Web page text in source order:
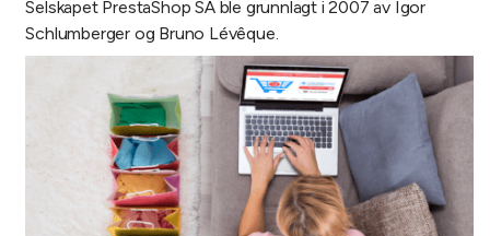
Selskapet PrestaShop SA ble grunnlagt i 2007 av Igor
Schlumberger og Bruno Lévêque.